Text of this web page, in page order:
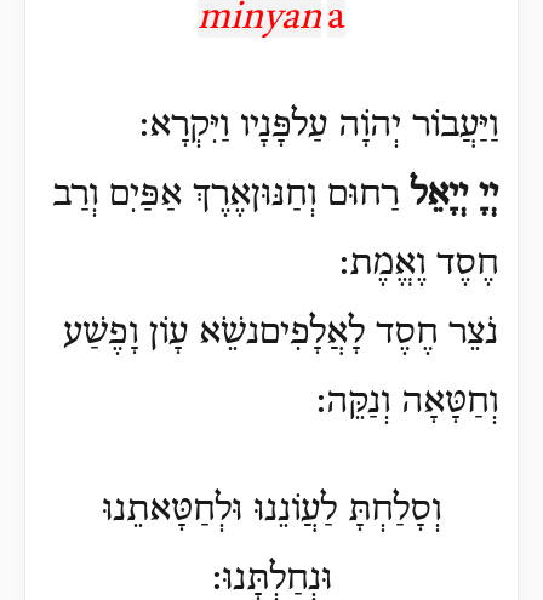
a
minyan
וַיַּעֲבוֹר יְהֹוָה עַלפָּנָיו וַיִּקְרָא:
יְיָ יְיָאֵל רַחוּם וְחַנּוּןאֶרֶךְ אַפַּיִם וְרַב
חֶסֶד וֶאֱמֶת:
נֹצֵר חֶסֶד לָאֲלָפִיםנשֵֹׁא עָוֹן וָפֶשַׁע
וְחַטָּאָה וְנַקֵּה:
וְסָלַחְתָּ לַעֲוֹנֵנוּ וּלְחַטָּאתֵנוּ
וּנְחַלְתָּנוּ: